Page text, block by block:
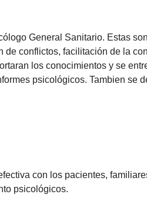
General Sanitario. Estas son
de conflictos, facilitación de la
los conocimientos y se
psicológicos. Tambien se
con los pacientes,
psicológicos.